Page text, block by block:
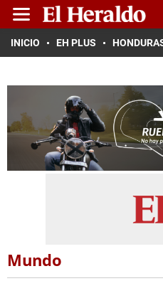
INICIO EH PLUS
Mundo